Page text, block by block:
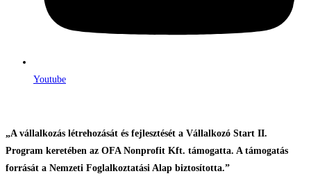
Youtube
„A vállalkozás létrehozását és fejlesztését a Vállalkozó Start II.
Program keretében az OFA Nonprofit Kft. támogatta. A támogatás
forrását a Nemzeti Foglalkoztatási Alap biztosította.”